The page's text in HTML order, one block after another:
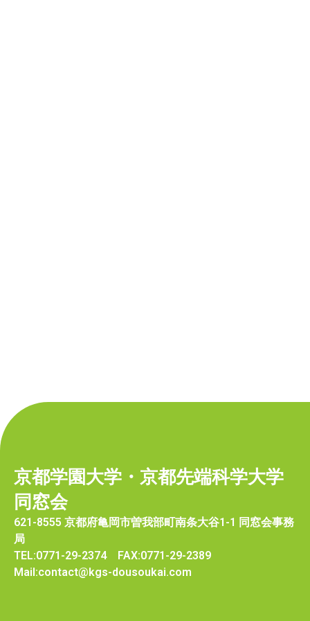
京都学園大学・京都先端科学大学
同窓会
621-8555 京都府亀岡市曽我部町南条大谷1-1 同窓会事務
局
TEL:0771-29-2374 FAX:0771-29-2389
Mail:contact@kgs-dousoukai.com